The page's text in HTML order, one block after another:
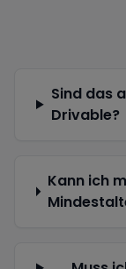
Sind das
Drivable?
Kann ich